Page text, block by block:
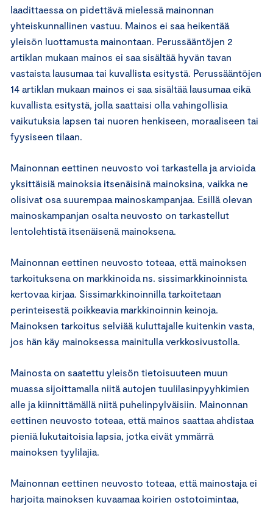
laadittaessa on pidettävä mielessä mainonnan
yhteiskunnallinen vastuu. Mainos ei saa heikentää
yleisön luottamusta mainontaan. Perussääntöjen 2
artiklan mukaan mainos ei saa sisältää hyvän tavan
vastaista lausumaa tai kuvallista esitystä. Perussääntöjen
14 artiklan mukaan mainos ei saa sisältää lausumaa eikä
kuvallista esitystä, jolla saattaisi olla vahingollisia
vaikutuksia lapsen tai nuoren henkiseen, moraaliseen tai
fyysiseen tilaan.
Mainonnan eettinen neuvosto voi tarkastella ja arvioida
yksittäisiä mainoksia itsenäisinä mainoksina, vaikka ne
olisivat osa suurempaa mainoskampanjaa. Esillä olevan
mainoskampanjan osalta neuvosto on tarkastellut
lentolehtistä itsenäisenä mainoksena.
Mainonnan eettinen neuvosto toteaa, että mainoksen
tarkoituksena on markkinoida ns. sissimarkkinoinnista
kertovaa kirjaa. Sissimarkkinoinnilla tarkoitetaan
perinteisestä poikkeavia markkinoinnin keinoja.
Mainoksen tarkoitus selviää kuluttajalle kuitenkin vasta,
jos hän käy mainoksessa mainitulla verkkosivustolla.
Mainosta on saatettu yleisön tietoisuuteen muun
muassa sijoittamalla niitä autojen tuulilasinpyyhkimien
alle ja kiinnittämällä niitä puhelinpylväisiin. Mainonnan
eettinen neuvosto toteaa, että mainos saattaa ahdistaa
pieniä lukutaitoisia lapsia, jotka eivät ymmärrä
mainoksen tyylilajia.
Mainonnan eettinen neuvosto toteaa, että mainostaja ei
harjoita mainoksen kuvaamaa koirien ostotoimintaa,